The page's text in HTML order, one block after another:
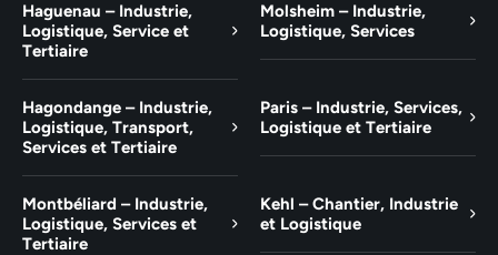
Haguenau – Industrie,
Logistique, Service et
Tertiaire
Molsheim – Industrie,
Logistique, Services
Hagondange – Industrie,
Logistique, Transport,
Services et Tertiaire
Paris – Industrie, Services,
Logistique et Tertiaire
Montbéliard – Industrie,
Logistique, Services et
Tertiaire
Kehl – Chantier, Industrie
et Logistique